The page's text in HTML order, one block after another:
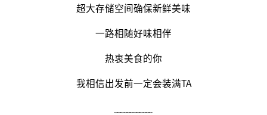
超大存储空间确保新鲜美味
一路相随好味相伴
热衷美食的你
我相信出发前一定会装满TA